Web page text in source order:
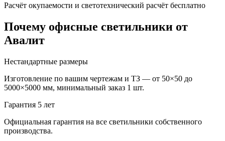
Расчёт окупаемости и светотехнический расчёт бесплатно
Почему офисные светильники от
Авалит
Нестандартные размеры
Изготовление по вашим чертежам и ТЗ — от 50×50 до
5000×5000 мм, минимальный заказ 1 шт.
Гарантия 5 лет
Официальная гарантия на все светильники собственного
производства.